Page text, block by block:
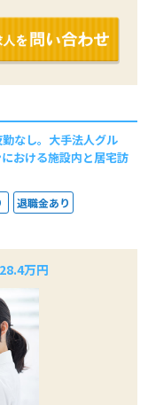
なし。大手法人グル
おける施設内と居宅訪
退職金あり
万円